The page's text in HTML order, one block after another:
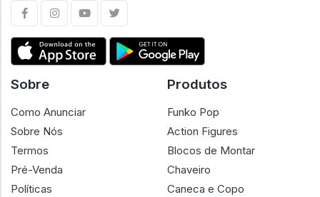
Sobre
Como Anunciar
Sobre Nós
Termos
Pré-Venda
Políticas
Produtos
Funko Pop
Action Figures
Blocos de Montar
Chaveiro
Caneca e Copo